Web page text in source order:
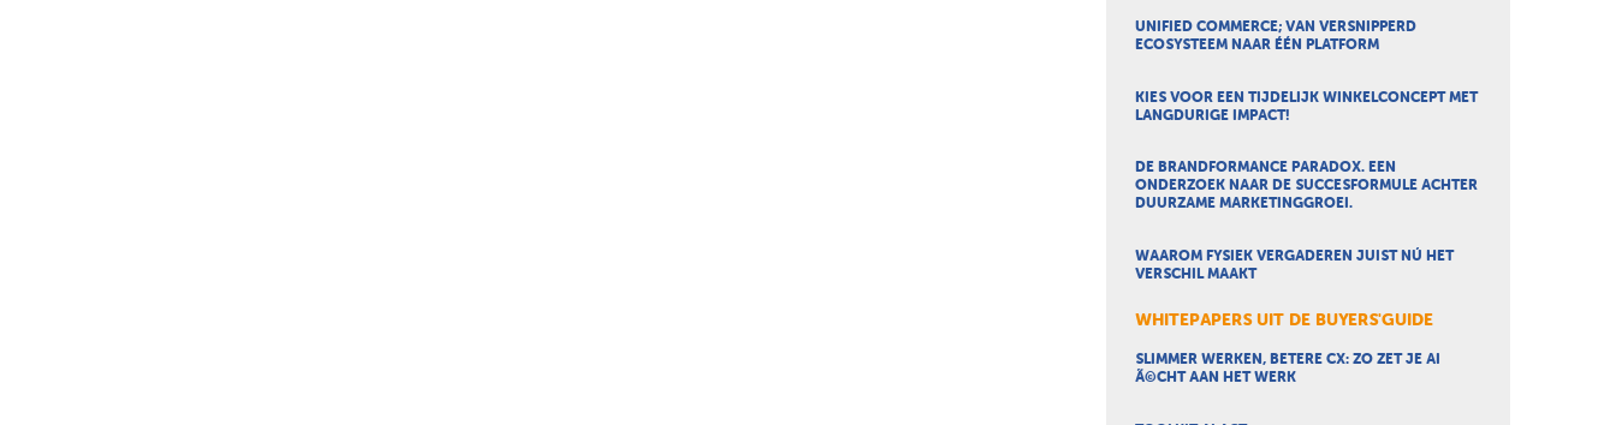
UNIFIED COMMERCE; VAN VERSNIPPERD
ECOSYSTEEM NAAR ÉÉN PLATFORM
KIES VOOR EEN TIJDELIJK WINKELCONCEPT MET
LANGDURIGE IMPACT!
DE BRANDFORMANCE PARADOX. EEN
ONDERZOEK NAAR DE SUCCESFORMULE ACHTER
DUURZAME MARKETINGGROEI.
WAAROM FYSIEK VERGADEREN JUIST NÚ HET
VERSCHIL MAAKT
WHITEPAPERS UIT DE BUYERS'GUIDE
SLIMMER WERKEN, BETERE CX: ZO ZET JE AI
Ã©CHT AAN HET WERK